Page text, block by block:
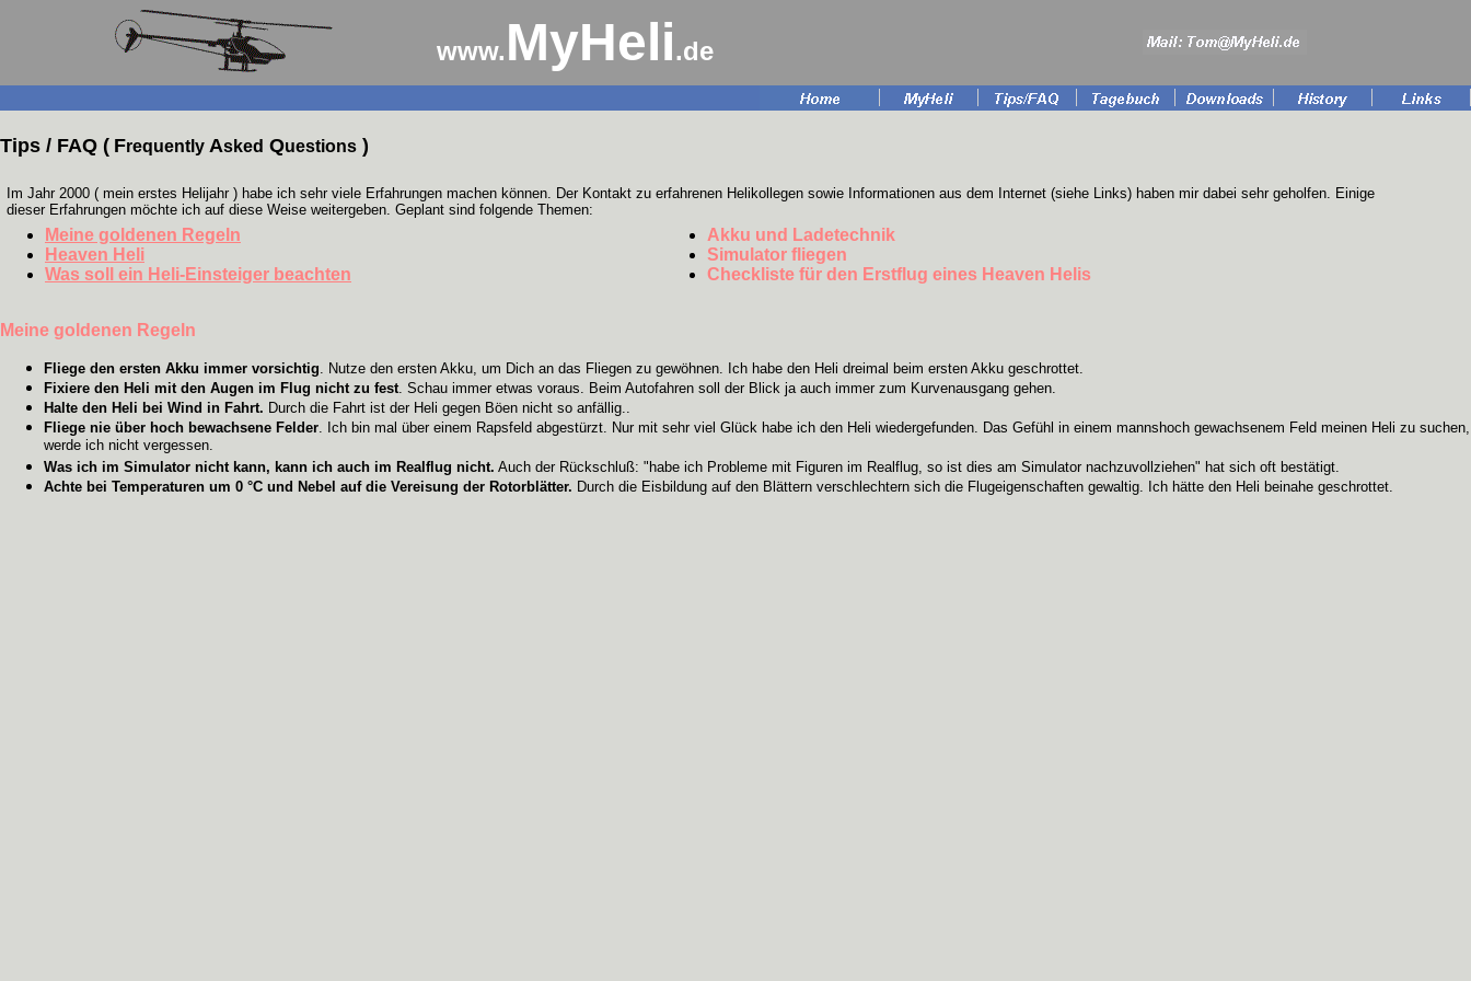
www.MyHeli.de
Tips / FAQ ( Frequently Asked Questions )
Im Jahr 2000 ( mein erstes Helijahr ) habe ich sehr viele Erfahrungen machen können. Der Kontakt zu erfahrenen Helikollegen sowie Informationen aus dem Internet (siehe Links) haben mir dabei sehr geholfen. Einige
dieser Erfahrungen möchte ich auf diese Weise weitergeben. Geplant sind folgende Themen:
Meine goldenen Regeln
Heaven Heli
Was soll ein Heli-Einsteiger beachten
Akku und Ladetechnik
Simulator fliegen
Checkliste für den Erstflug eines Heaven Helis
Meine goldenen Regeln
Fliege den ersten Akku immer vorsichtig . Nutze den ersten Akku, um Dich an das Fliegen zu gewöhnen. Ich habe den Heli dreimal beim ersten Akku geschrottet.
Fixiere den Heli mit den Augen im Flug nicht zu fest . Schau immer etwas voraus. Beim Autofahren soll der Blick ja auch immer zum Kurvenausgang gehen.
Halte den Heli bei Wind in Fahrt. Durch die Fahrt ist der Heli gegen Böen nicht so anfällig..
Fliege nie über hoch bewachsene Felder . Ich bin mal über einem Rapsfeld abgestürzt. Nur mit sehr viel Glück habe ich den Heli wiedergefunden. Das Gefühl in einem mannshoch gewachsenem Feld meinen Heli zu suchen,
werde ich nicht vergessen.
Was ich im Simulator nicht kann, kann ich auch im Realflug nicht. Auch der Rückschluß: "habe ich Probleme mit Figuren im Realflug, so ist dies am Simulator nachzuvollziehen" hat sich oft bestätigt.
Achte bei Temperaturen um 0 °C und Nebel auf die Vereisung der Rotorblätter. Durch die Eisbildung auf den Blättern verschlechtern sich die Flugeigenschaften gewaltig. Ich hätte den Heli beinahe geschrottet.